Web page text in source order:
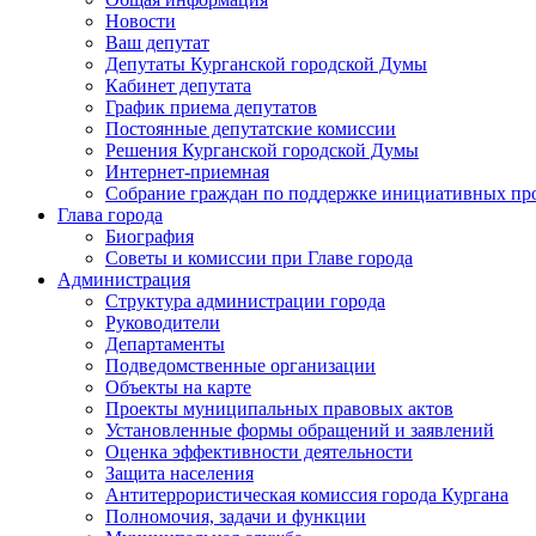
Новости
Ваш депутат
Депутаты Курганской городской Думы
Кабинет депутата
График приема депутатов
Постоянные депутатские комиссии
Решения Курганской городской Думы
Интернет-приемная
Собрание граждан по поддержке инициативных
Глава города
Биография
Советы и комиссии при Главе города
Администрация
Структура администрации города
Руководители
Департаменты
Подведомственные организации
Объекты на карте
Проекты муниципальных правовых актов
Установленные формы обращений и заявлений
Оценка эффективности деятельности
Защита населения
Антитеррористическая комиссия города Кургана
Полномочия, задачи и функции